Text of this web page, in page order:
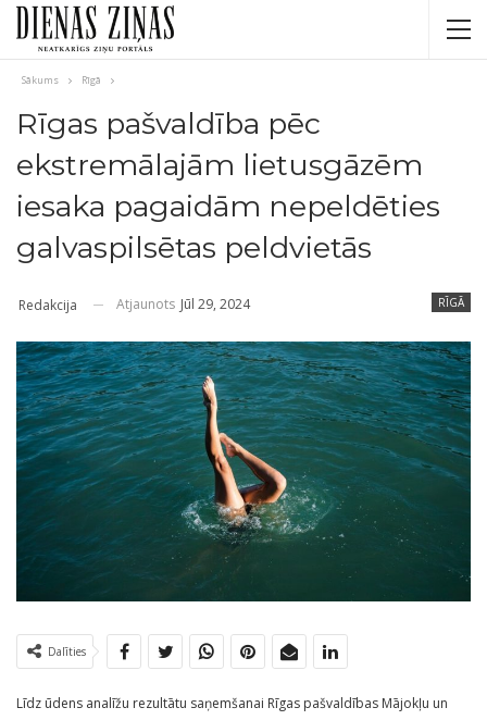
Sākums Rīgā
Rīgas pašvaldība pēc
ekstremālajām lietusgāzēm
iesaka pagaidām nepeldēties
galvaspilsētas peldvietās
RĪGĀ
Redakcija Atjaunots Jūl 29, 2024
Dalīties
Līdz ūdens analīžu rezultātu saņemšanai Rīgas pašvaldības Mājokļu un